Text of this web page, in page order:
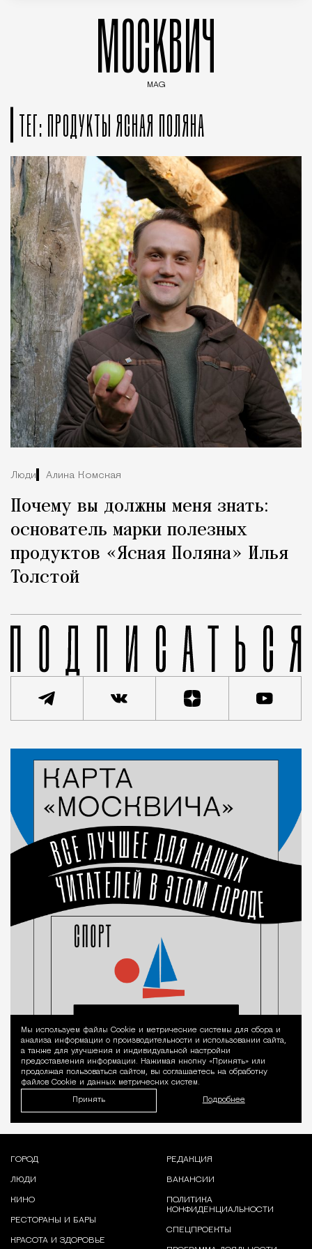
МОСКВИЧ
MAG
ТЕГ: ПРОДУКТЫ ЯСНАЯ ПОЛЯНА
Люди Алина Комская
Почему вы должны меня знать:
основатель марки полезных
продуктов «Ясная Поляна» Илья
Толстой
Уведомление
Мы используем файлы Сookie и метрические системы для сбора и
анализа информации о производительности и использовании сайта,
а также для улучшения и индивидуальной настройки
предоставления информации. Нажимая кнопку «Принять» или
продолжая пользоваться сайтом, вы соглашаетесь на обработку
файлов Cookie и данных метрических систем.
Принять Подробнее
ГОРОД
ЛЮДИ
КИНО
РЕСТОРАНЫ И БАРЫ
КРАСОТА И ЗДОРОВЬЕ
РЕДАКЦИЯ
ВАКАНСИИ
ПОЛИТИКА
КОНФИДЕНЦИАЛЬНОСТИ
СПЕЦПРОЕКТЫ